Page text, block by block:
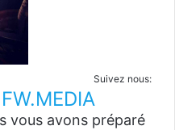
Suivez nous:
vous avons préparé